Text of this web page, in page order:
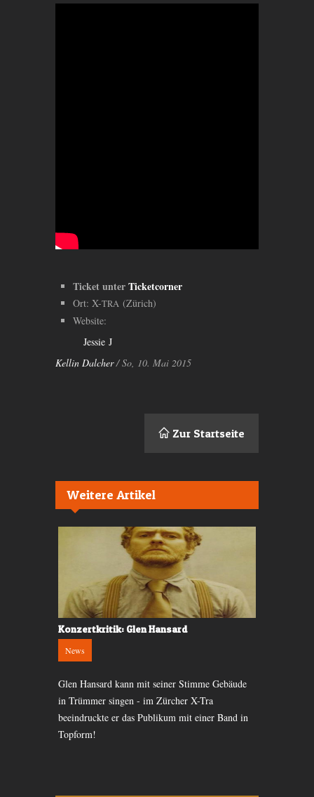
Ticket unterTicketcorner
Ort: X-TRA (Zürich)
Website:
Jessie J
Kellin Dalcher/ So, 10. Mai 2015
Zur Startseite
Weitere Artikel
Konzertkritik: Glen Hansard
News
Glen Hansard kann mit seiner Stimme Gebäude
in Trümmer singen - im Zürcher X-Tra
beeindruckte er das Publikum mit einer Band in
Topform!